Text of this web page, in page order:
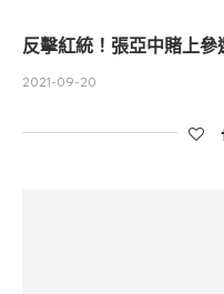
反擊紅統！張亞中賭上參
2021-09-20